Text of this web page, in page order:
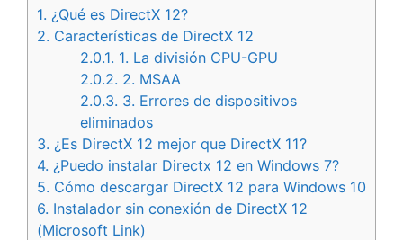
1. ¿Qué es DirectX 12?
2. Características de DirectX 12
2.0.1. 1. La división CPU-GPU
2.0.2. 2. MSAA
2.0.3. 3. Errores de dispositivos
eliminados
3. ¿Es DirectX 12 mejor que DirectX 11?
4. ¿Puedo instalar Directx 12 en Windows 7?
5. Cómo descargar DirectX 12 para Windows 10
6. Instalador sin conexión de DirectX 12
(Microsoft Link)